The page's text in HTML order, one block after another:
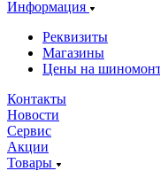
Информация
Реквизиты
Магазины
Цены на
Контакты
Новости
Сервис
Акции
Товары